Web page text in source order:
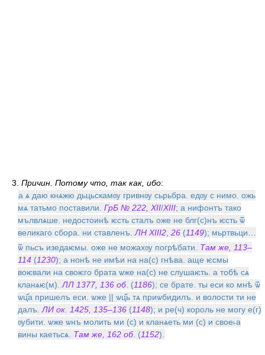
3. Причин. Потому что, так как, ибо:
а ѧ даю кнѧжю дьцьскамѹ гривнѹ сьрьбра. едѹ с нимо. ожь
мѧ татьмо поставили. ГрБ № 222, XII/XIII; а нифонтъ тако
мълвлѧше. недостоинѣ ѥсть сталъ оже не блг(с)нъ ѥсть ѿ
великаго сбора. ни ставленъ. ЛН XIII2 26 (1149); мьртвьци…
ѿ пьсъ изедаѥмы. оже не можахѹ погрѣбати. Там же, 113–
114 (1230); а нонѣ не имѣи на на(с) гнѣва. аще ѥсмы
воѥвали на своѥго брата ѡже на(с) не слушаѥть. а тобѣ сѧ
кланѧѥ(м). ЛЛ 1377, 136 об. (1186); се брате. ты еси ко мнѣ ѿ
ѡц҃а пришелъ еси. ѡже || ѡц҃ь тѧ приѡбидилъ. и волости ти не
далъ. ЛИ ок. 1425, 135–136 (1148); и ре(ч) король не могу е(г)
ѹбити. ѡже ѡнъ молить ми (с) и кланѧеть ми (с) и свое˫а
вины каетьсѧ. Там же, 162 об. (1152).